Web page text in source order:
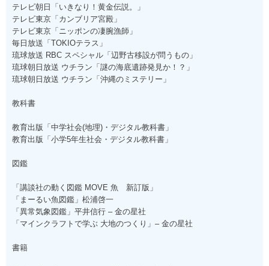
テレビ朝日「いきなり！黄金伝説。」
テレビ東京「カンブリア宮殿」
テレビ東京「ニッポンの凄腕漁師」
毎日放送「TOKIOテラス」
琉球放送 RBC スペシャル「辺野古移設が問うもの」
琉球朝日放送 ウチラン「謎の海底遺跡発見か！？」
琉球朝日放送 ウチラン「沖縄のミステリー」
教科書
教育出版「中学社会(地理)・デジタル教科書」
教育出版「小学5年生社会・デジタル教科書」
図鑑
「講談社の動く図鑑 MOVE 魚 新訂版」
「まーるい魚図鑑」松浦啓一
「異常気象図鑑」平井信行 – 金の星社
「マインクラフトで学ぶ 大地のつくり」– 金の星社
書籍